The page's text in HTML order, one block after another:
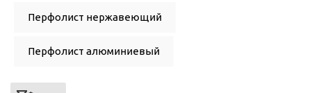
Перфолист нержавеющий
Перфолист алюминиевый
Перфолист стальной